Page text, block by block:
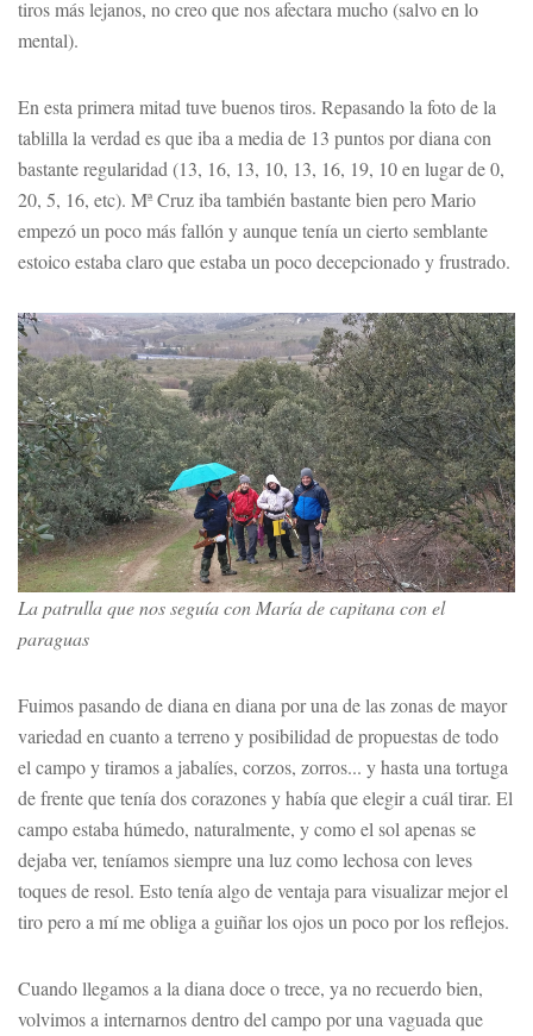
tiros más lejanos, no creo que nos afectara mucho (salvo en lo
mental).
En esta primera mitad tuve buenos tiros. Repasando la foto de la
tablilla la verdad es que iba a media de 13 puntos por diana con
bastante regularidad (13, 16, 13, 10, 13, 16, 19, 10 en lugar de 0,
20, 5, 16, etc). Mª Cruz iba también bastante bien pero Mario
empezó un poco más fallón y aunque tenía un cierto semblante
estoico estaba claro que estaba un poco decepcionado y frustrado.
La patrulla que nos seguía con María de capitana con el
paraguas
Fuimos pasando de diana en diana por una de las zonas de mayor
variedad en cuanto a terreno y posibilidad de propuestas de todo
el campo y tiramos a jabalíes, corzos, zorros... y hasta una tortuga
de frente que tenía dos corazones y había que elegir a cuál tirar. El
campo estaba húmedo, naturalmente, y como el sol apenas se
dejaba ver, teníamos siempre una luz como lechosa con leves
toques de resol. Esto tenía algo de ventaja para visualizar mejor el
tiro pero a mí me obliga a guiñar los ojos un poco por los reflejos.
Cuando llegamos a la diana doce o trece, ya no recuerdo bien,
volvimos a internarnos dentro del campo por una vaguada que